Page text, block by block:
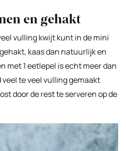
en gehakt
vulling kwijt kunt in de mini
kaas dan natuurlijk en
met 1 eetlepel is echt meer dan
te veel vulling gemaakt
door de rest te serveren op de